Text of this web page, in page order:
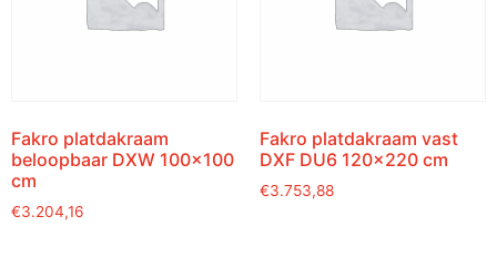
Fakro platdakraam
beloopbaar DXW 100×100
cm
€3.204,16
Fakro platdakraam vast
DXF DU6 120×220 cm
€3.753,88